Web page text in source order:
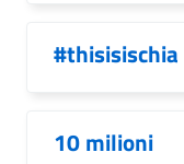
#thisisischia
10 milioni